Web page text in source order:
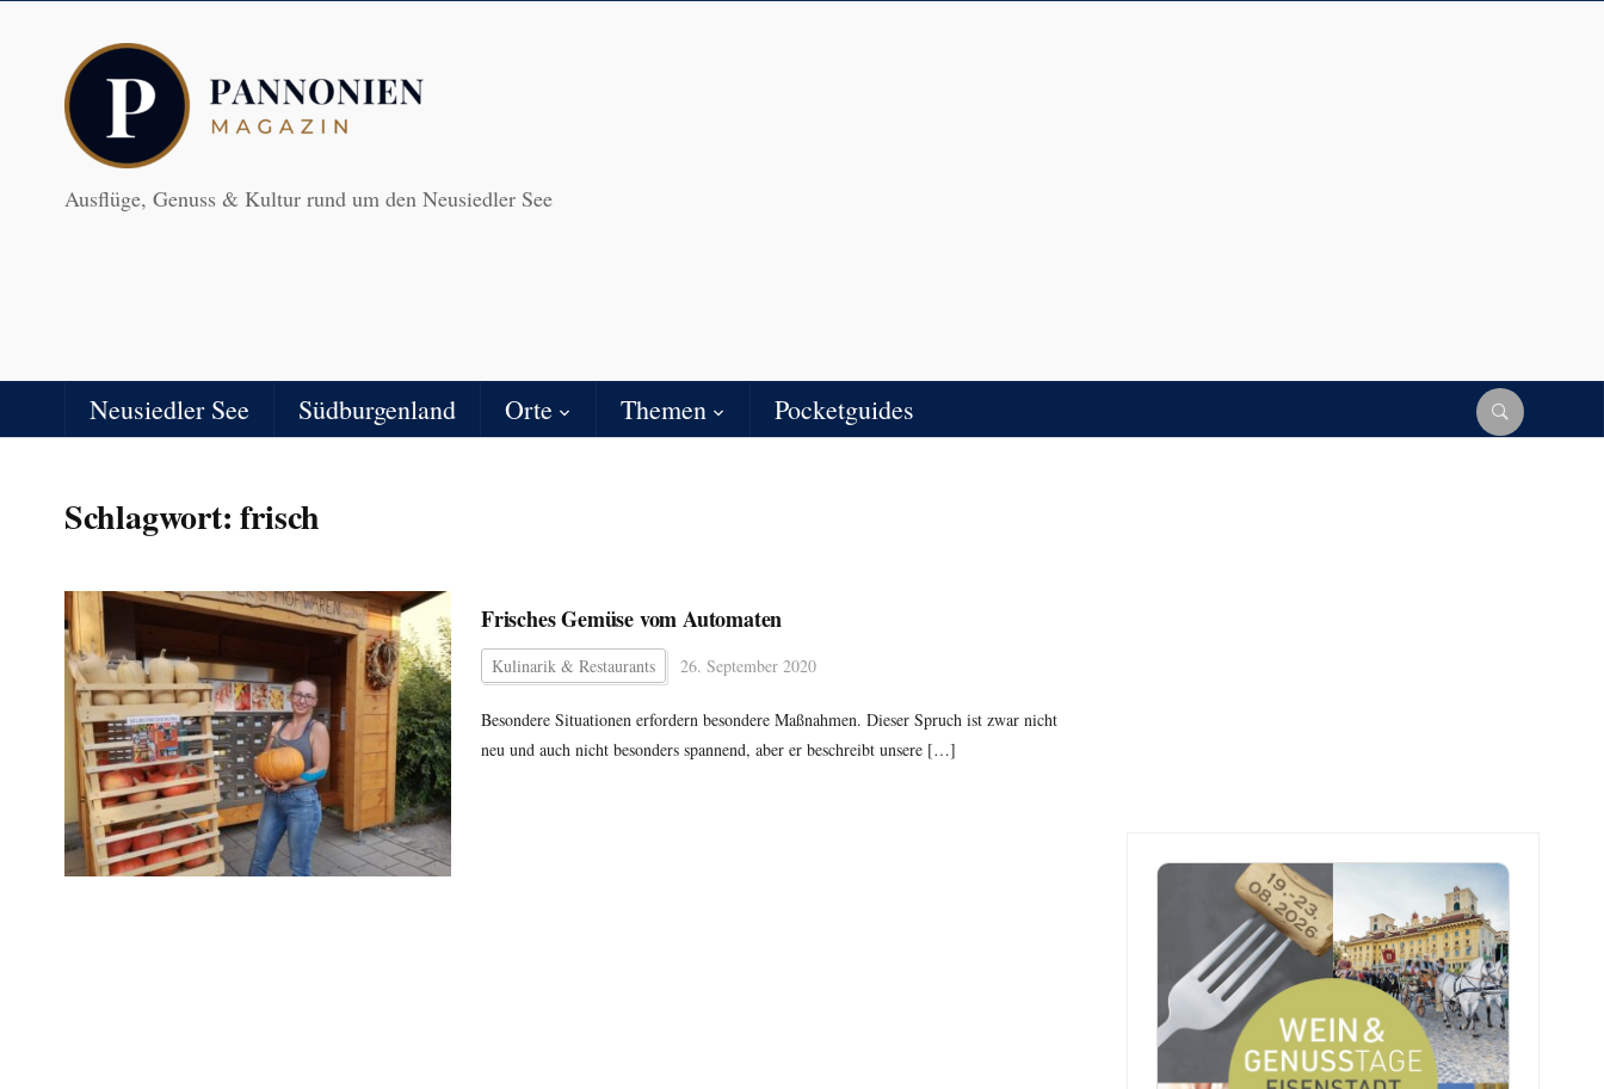
Ausflüge, Genuss & Kultur rund um den Neusiedler See
Neusiedler See Südburgenland Orte Themen Pocketguides
Schlagwort:frisch
Frisches Gemüse vom Automaten
Kulinarik & Restaurants 26. September 2020
Besondere Situationen erfordern besondere Maßnahmen. Dieser Spruch ist zwar nicht
neu und auch nicht besonders spannend, aber er beschreibt unsere […]